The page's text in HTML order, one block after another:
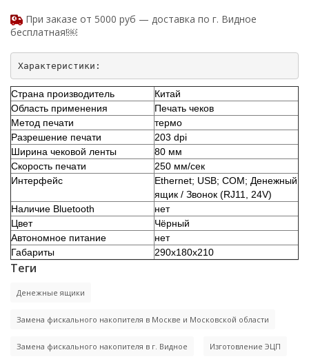
При заказе от 5000 руб — доставка по г. Видное
бесплатная!￼
Страна производитель
Китай
Область применения
Печать чеков
Метод печати
термо
Разрешение печати
203 dpi
Ширина чековой ленты
80 мм
Скорость печати
250 мм/сек
Интерфейс
Ethernet; USB; COM; Денежный
ящик / Звонок (RJ11, 24V)
Наличие Bluetooth
нет
Цвет
Чёрный
Автономное питание
нет
Габариты
290x180x210
Теги
Денежные ящики
Замена фискального накопителя в Москве и Московской области
Замена фискального накопителя в г. Видное Изготовление ЭЦП